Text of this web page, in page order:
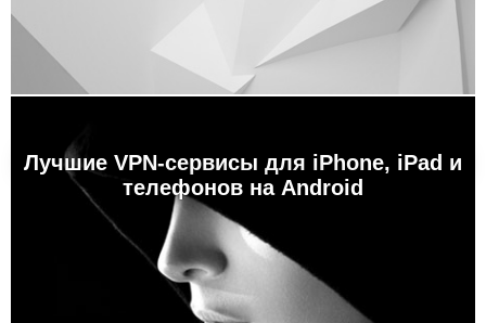
Лучшие VPN-сервисы для iPhone, iPad и
телефонов на Android